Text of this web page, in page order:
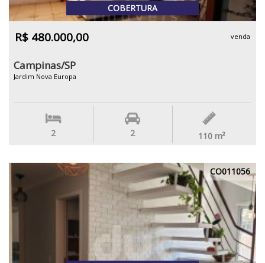
COBERTURA
R$ 480.000,00 venda
Campinas/SP
Jardim Nova Europa
2 2 110 m²
CO011056